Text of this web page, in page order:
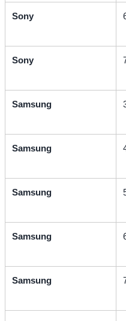
Sony
Sony
Samsung
Samsung
Samsung
Samsung
Samsung